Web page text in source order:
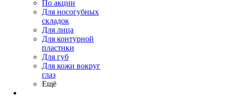
По акции
Для носогубных
складок
Для лица
Для контурной
пластики
Для губ
Для кожи вокруг
глаз
Ещё